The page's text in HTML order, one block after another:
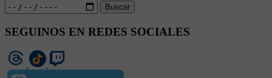
Buscar
SEGUINOS EN REDES SOCIALES